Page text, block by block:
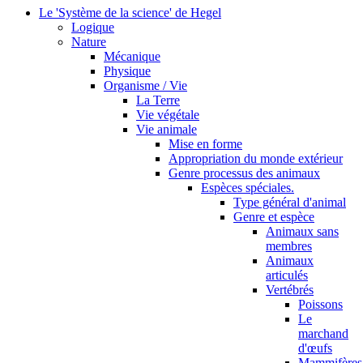
Le 'Système de la science' de Hegel
Logique
Nature
Mécanique
Physique
Organisme / Vie
La Terre
Vie végétale
Vie animale
Mise en forme
Appropriation du monde extérieur
Genre processus des animaux
Espèces spéciales.
Type général d'animal
Genre et espèce
Animaux sans
membres
Animaux
articulés
Vertébrés
Poissons
Le
marchand
d'œufs